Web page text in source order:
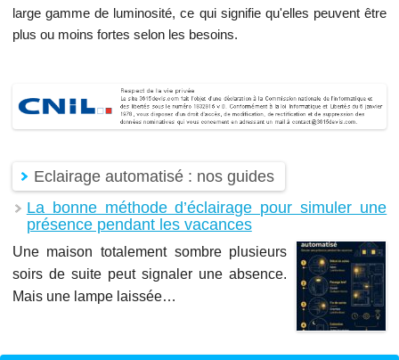
large gamme de luminosité, ce qui signifie qu'elles peuvent être
plus ou moins fortes selon les besoins.
Eclairage automatisé : nos guides
La bonne méthode d’éclairage pour simuler une
présence pendant les vacances
Une maison totalement sombre plusieurs
soirs de suite peut signaler une absence.
Mais une lampe laissée…